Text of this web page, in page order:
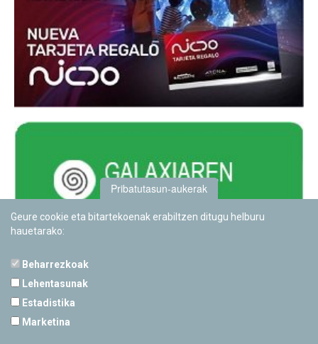
Pribatutasun-aukerak
Geure cookie eta bitartekoenak erabiltzen ditugu helburu
hauetarako:
Beharrezkoak
Lehentasunak
Estadistika
Marketina